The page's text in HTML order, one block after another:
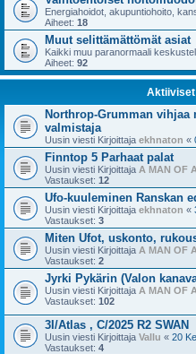
Energiahoidot, akupuntiohoito,
Aiheet: 18
Muut selittämättömät asiat
Kaikki muu paranormaali
Aiheet: 92
Northrop-Grumman
valmistaja
Uusin viesti Kirjoittaja ekhnaton «
Finntop 5 Parhaat palat
Uusin viesti Kirjoittaja A MAN OF
Vastaukset: 12
Ufo-kuuleminen Ranskan
Uusin viesti Kirjoittaja ekhnaton «
Vastaukset: 3
Miten Ufot, uskonto,
Uusin viesti Kirjoittaja A MAN OF
Vastaukset: 2
Jyrki Pykärin (Valon
Uusin viesti Kirjoittaja A MAN OF
Vastaukset: 102
3I/Atlas , C/2025 R2 SWAN
Uusin viesti Kirjoittaja Vallu « 20
Vastaukset: 4